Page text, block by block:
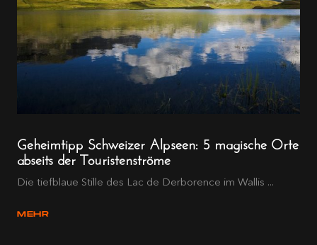
Geheimtipp Schweizer Alpseen: 5 magische Orte
abseits der Touristenströme
Die tiefblaue Stille des Lac de Derborence im Wallis ...
MEHR